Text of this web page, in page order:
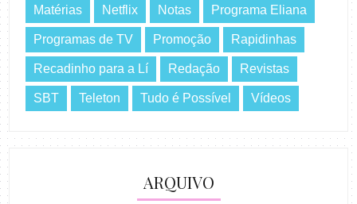
Matérias Netflix Notas Programa Eliana
Programas de TV Promoção Rapidinhas
Recadinho para a Lí Redação Revistas
SBT Teleton Tudo é Possível Vídeos
ARQUIVO